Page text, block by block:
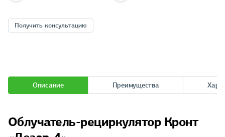
Получить консультацию
Описание Преимущества
Облучатель-рециркулятор Кронт